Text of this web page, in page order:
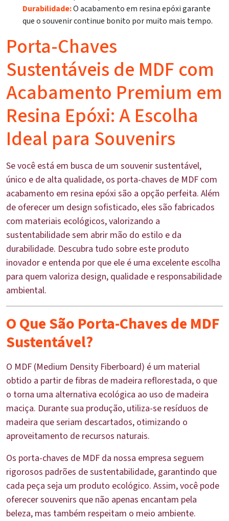
Durabilidade:O acabamento em resina epóxi garante
que o souvenir continue bonito por muito mais tempo.
Porta-Chaves
Sustentáveis de MDF com
Acabamento Premium em
Resina Epóxi: A Escolha
Ideal para Souvenirs
Se você está em busca de um souvenir sustentável,
único e de alta qualidade, os porta-chaves de MDF com
acabamento em resina epóxi são a opção perfeita. Além
de oferecer um design sofisticado, eles são fabricados
com materiais ecológicos, valorizando a
sustentabilidade sem abrir mão do estilo e da
durabilidade. Descubra tudo sobre este produto
inovador e entenda por que ele é uma excelente escolha
para quem valoriza design, qualidade e responsabilidade
ambiental.
O Que São Porta-Chaves de MDF
Sustentável?
O MDF (Medium Density Fiberboard) é um material
obtido a partir de fibras de madeira reflorestada, o que
o torna uma alternativa ecológica ao uso de madeira
maciça. Durante sua produção, utiliza-se resíduos de
madeira que seriam descartados, otimizando o
aproveitamento de recursos naturais.
Os porta-chaves de MDF da nossa empresa seguem
rigorosos padrões de sustentabilidade, garantindo que
cada peça seja um produto ecológico. Assim, você pode
oferecer souvenirs que não apenas encantam pela
beleza, mas também respeitam o meio ambiente.